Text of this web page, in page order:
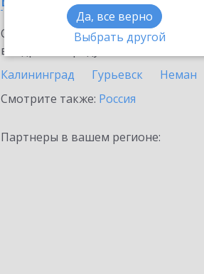
Да, все верно
Выбрать другой
Ознакомьтесь с
внедрение продукта.
Калининград
Гурьевск
Неман
Смотрите также: Россия
Партнеры в вашем регионе: